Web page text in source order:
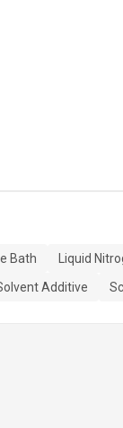
Bath
Liquid
Additive